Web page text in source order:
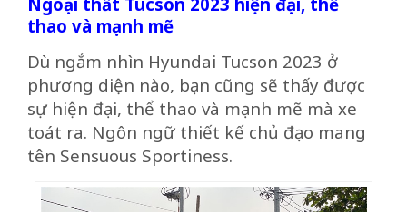
thao và mạnh mẽ
Dù ngắm nhìn Hyundai Tucson 2023 ở
phương diện nào, bạn cũng sẽ thấy được
sự hiện đại, thể thao và mạnh mẽ mà xe
toát ra. Ngôn ngữ thiết kế chủ đạo mang
tên Sensuous Sportiness.